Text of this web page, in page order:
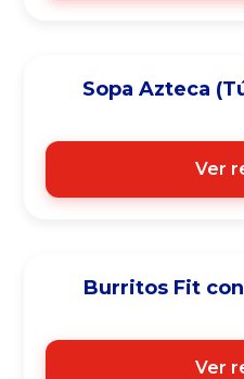
Sopa Azteca
Ver
Ver